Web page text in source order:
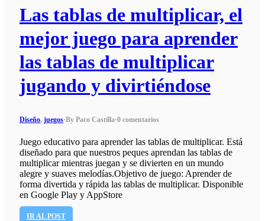
Las tablas de multiplicar, el
mejor juego para aprender
las tablas de multiplicar
jugando y divirtiéndose
Diseño, juegos·By Paco Castilla·0 comentarios
Juego educativo para aprender las tablas de multiplicar. Está
diseñado para que nuestros peques aprendan las tablas de
multiplicar mientras juegan y se divierten en un mundo
alegre y suaves melodías.Objetivo de juego: Aprender de
forma divertida y rápida las tablas de multiplicar. Disponible
en Google Play y AppStore
IR AL POST